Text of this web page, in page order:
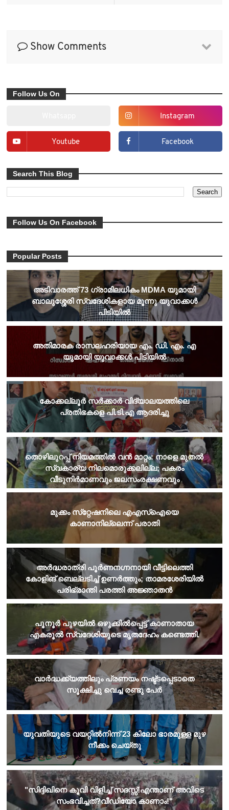
Show Comments
Follow Us On
Instagram
Youtube Facebook
Search This Blog
Follow Us On Facebook
Popular Posts
അടിവാരത്ത് 73 ഗ്രാമിലധികം MDMA യുമായി
ബാലുശ്ശേരി സ്വദേശികളായ മൂന്നു യുവാക്കൾ
പിടിയിൽ
അതിമാരക രാസലഹരിയായ എം. ഡി. എം. എ
യുമായി യുവാക്കൾ പിടിയിൽ
കോക്കല്ലൂർ സർക്കാർ വിദ്യാലയത്തിലെ
പ്രതിഭകളെ പി.ടി.എ ആദരിച്ചു
തൊഴിലുറപ്പ് നിയമത്തില്‍ വന്‍ മാറ്റം: നാളെ മുതല്‍
സ്വകാര്യ നിലമൊരുക്കലില്ല; പകരം
വീടുനിര്‍മാണവും ജലസംരക്ഷണവും
മുക്കം സ്‌റ്റേഷനിലെ എഎസ്‌ഐയെ
കാണാനില്ലെന്ന് പരാതി
അർദ്ധരാത്രി പൂർണനഗ്നനായി വീട്ടിലെത്തി
കോളിങ് ബെല്ലടിച്ച് ഉണർത്തും; താമരശേരിയിൽ
പരിഭ്രാന്തി പരത്തി അജ്ഞാതൻ
​പൂനൂർ പുഴയിൽ ഒഴുക്കിൽപ്പെട്ട് കാണാതായ
എകരൂൽ സ്വദേശിയുടെ മൃതദേഹം കണ്ടെത്തി.
വാർദ്ധക്ക്യത്തിലും പ്രണയം നഷ്ട്ടപ്പെടാതെ
സൂക്ഷിച്ചു വെച്ച രണ്ടു പേർ
യുവതിയുടെ വയറ്റില്‍നിന്ന് 23 കിലോ ഭാരമുള്ള മുഴ
നീക്കം ചെയ്തു
​"സിദ്ദിഖിനെ കൂവി വിളിച്ച് സദസ്സ്!എന്താണ് അവിടെ
സംഭവിച്ചത്?വീഡിയോ കാണാം!"